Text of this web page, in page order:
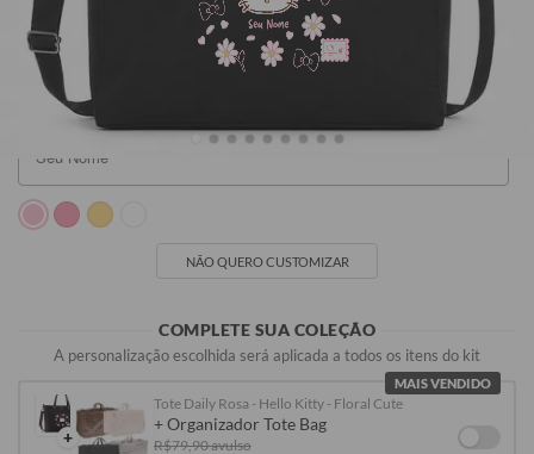
Seu Nome
R$249,90 R$249,90 R$249,90 R$249,90
NÃO QUERO CUSTOMIZAR
COMPLETE SUA COLEÇÃO
A personalização escolhida será aplicada a todos os itens do kit
MAIS VENDIDO
+
Tote Daily Rosa - Hello Kitty - Floral Cute
+ Organizador Tote Bag
R$79,90 avulso